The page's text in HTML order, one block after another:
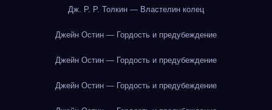
Дж. Р. Р. Толкин — Властелин колец
Джейн Остин — Гордость и предубеждение
Джейн Остин — Гордость и предубеждение
Джейн Остин — Гордость и предубеждение